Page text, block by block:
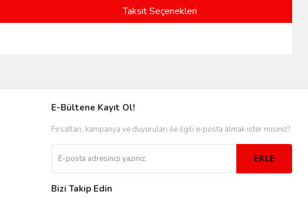
Taksit Seçenekleri
E-Bültene Kayıt Ol!
Fırsatları, kampanya ve duyuruları ile ilgili e-posta almak ister misiniz?
EKLE
Bizi Takip Edin